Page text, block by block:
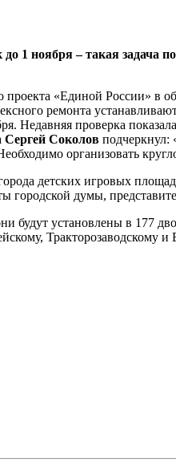
1 ноября – такая
«Единой России» в
ремонта
Недавняя проверка
Сергей Соколов подчеркнул:
организовать
детских игровых
городской думы,
будут установлены в 177